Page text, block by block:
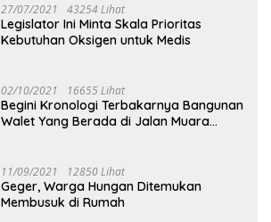
27/07/2021 43254 Lihat
Legislator Ini Minta Skala Prioritas
Kebutuhan Oksigen untuk Medis
02/10/2021 16655 Lihat
Begini Kronologi Terbakarnya Bangunan
Walet Yang Berada di Jalan Muara
11/09/2021 12850 Lihat
Geger, Warga Hungan Ditemukan
Membusuk di Rumah